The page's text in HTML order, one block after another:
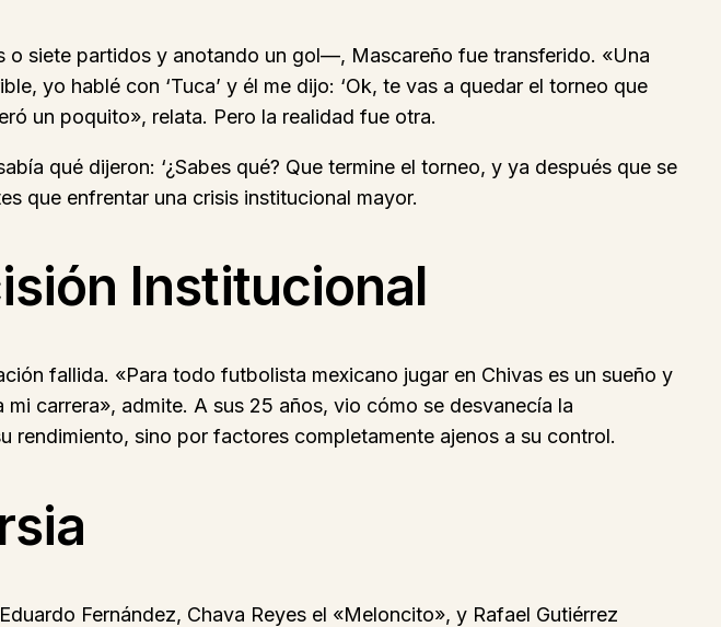
siete partidos y anotando un gol—, Mascareño fue transferido. «Una
yo hablé con ‘Tuca’ y él me dijo: ‘Ok, te vas a quedar el torneo que
un poquito», relata. Pero la realidad fue otra.
qué dijeron: ‘¿Sabes qué? Que termine el torneo, y ya después que se
que enfrentar una crisis institucional mayor.
Institucional
fallida. «Para todo futbolista mexicano jugar en Chivas es un sueño y
carrera», admite. A sus 25 años, vio cómo se desvanecía la
sino por factores completamente ajenos a su control.
Fernández, Chava Reyes el «Meloncito», y Rafael Gutiérrez